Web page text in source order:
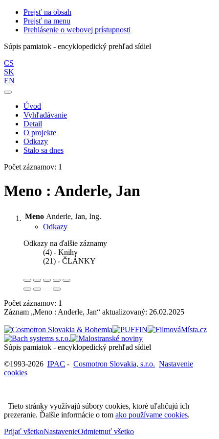
Prejsť na obsah
Prejsť na menu
Prehlásenie o webovej prístupnosti
Súpis pamiatok - encyklopedický prehľad sídiel
CS
SK
EN
Úvod
Vyhľadávanie
Detail
O projekte
Odkazy
Stalo sa dnes
Počet záznamov: 1
Meno : Anderle, Jan
Meno Anderle, Jan, Ing.
Odkazy
Odkazy na ďalšie záznamy
(4) - Knihy
(21) - ČLÁNKY
Počet záznamov: 1
Záznam „Meno : Anderle, Jan“ aktualizovaný: 26.02.2025
Súpis pamiatok - encyklopedický prehľad sídiel
©1993-2026 IPAC - Cosmotron Slovakia, s.r.o. Nastavenie
cookies
Tieto stránky využívajú súbory cookies, ktoré uľahčujú ich
prezeranie. Ďalšie informácie o tom ako používame cookies.
Prijať všetkoNastavenieOdmietnuť všetko